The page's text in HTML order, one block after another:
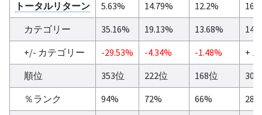
トータルリターン
5.63% 14.79% 12.2%
カテゴリー
35.16% 19.13% 13.68%
+/- カテゴリー
-29.53% -4.34% -1.48%
+
順位
353位 222位 168位
30
％ランク
94% 72% 66%
28%